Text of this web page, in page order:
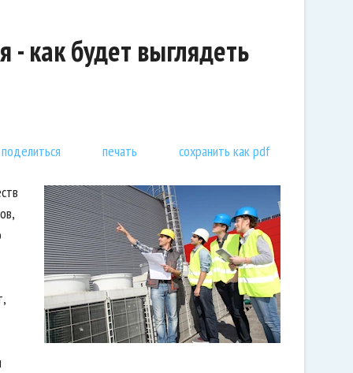
- как будет выглядеть
поделиться печать сохранить как pdf